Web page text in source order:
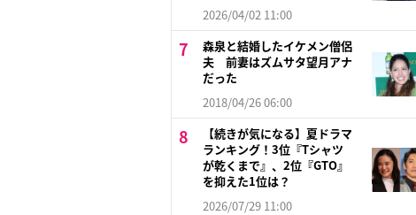
2026/04/02 11:00
森泉と結婚したイケメン僧侶
夫 前妻はズムサタ望月アナ
だった
2018/04/26 06:00
【続きが気になる】夏ドラマ
ランキング！3位『Tシャツ
が乾くまで』、2位『GTO』
を抑えた1位は？
2026/07/29 11:00